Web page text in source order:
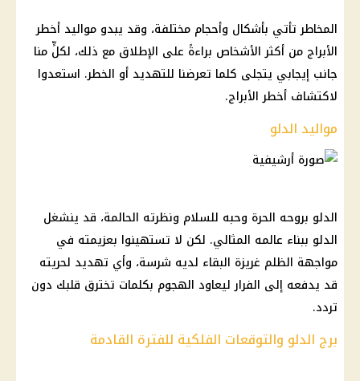
المخاطر تأتي بأشكال وأحجام مختلفة، وقد يبدو مواليد أخطر
الأبراج من أكثر الأشخاص براءةً على الإطلاق مع ذلك، لكلٍّ منا
جانب إيجابي يتجلى كلما تعرضنا للتهديد أو الخطر. استعدوا
لاكتشاف أخطر الأبراج.
مواليد الدلو
الدلو بروحه الحرة وحبه للسلام ونظرته الحالمة، قد ينشغل
الدلو ببناء عالمه المثالي. لكن لا تستهينوا بعزيمته في
مواجهة الظلم غريزة البقاء لديه شرسة، وأي تهديد لحريته
قد يدفعه إلى الفرار ليعاود الهجوم بكلمات تخترق قلبك دون
تردد.
برج الدلو والتوقعات الفلكية للفترة القادمة